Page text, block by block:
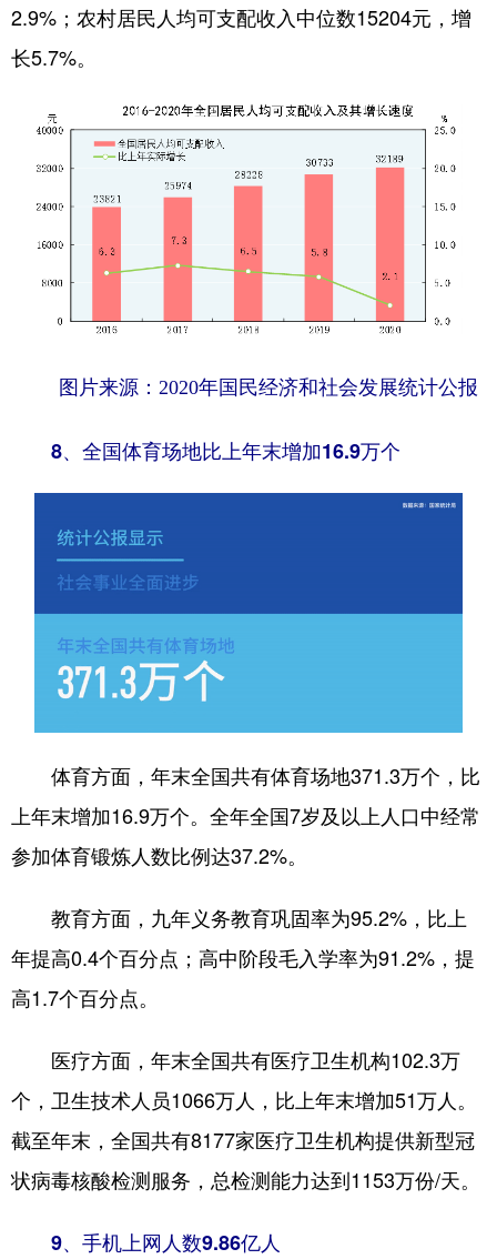
2.9%；农村居民人均可支配收入中位数15204元，增
长5.7%。
图片来源：2020年国民经济和社会发展统计公报
8、全国体育场地比上年末增加16.9万个
体育方面，年末全国共有体育场地371.3万个，比
上年末增加16.9万个。全年全国7岁及以上人口中经常
参加体育锻炼人数比例达37.2%。
教育方面，九年义务教育巩固率为95.2%，比上
年提高0.4个百分点；高中阶段毛入学率为91.2%，提
高1.7个百分点。
医疗方面，年末全国共有医疗卫生机构102.3万
个，卫生技术人员1066万人，比上年末增加51万人。
截至年末，全国共有8177家医疗卫生机构提供新型冠
状病毒核酸检测服务，总检测能力达到1153万份/天。
9、手机上网人数9.86亿人